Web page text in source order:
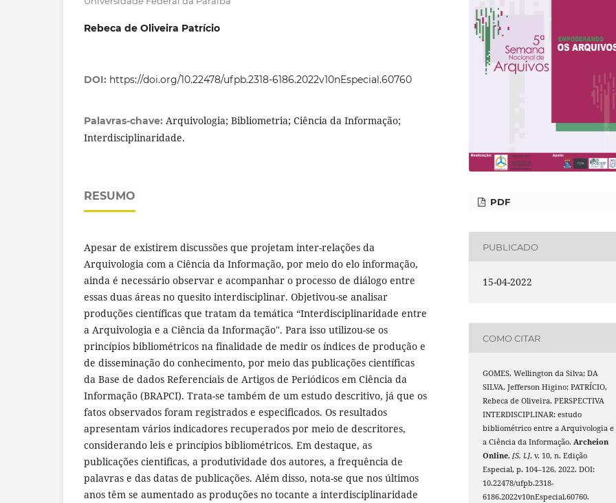
Rebeca de Oliveira Patrício
DOI: https://doi.org/10.22478/ufpb.2318-6186.2022v10nEspecial.60760
Palavras-chave: Arquivologia; Bibliometria; Ciência da Informação;
Interdisciplinaridade.
RESUMO
Apesar de existirem discussões que projetam inter-relações da
Arquivologia com a Ciência da Informação, por meio do elo informação,
ainda é necessário observar e acompanhar o processo de diálogo entre
essas duas áreas no quesito interdisciplinar. Objetivou-se analisar
produções científicas que tratam da temática “Interdisciplinaridade entre
a Arquivologia e a Ciência da Informação''. Para isso utilizou-se os
princípios bibliométricos na finalidade de medir os índices de produção e
de disseminação do conhecimento, por meio das publicações científicas
da Base de dados Referenciais de Artigos de Periódicos em Ciência da
Informação (BRAPCI). Trata-se também de um estudo descritivo, já que os
fatos observados foram registrados e especificados. Os resultados
apresentam vários indicadores recuperados por meio de descritores,
considerando leis e princípios bibliométricos. Em destaque, as
publicações cientificas, a produtividade dos autores, a frequência de
palavras e das datas de publicações. Além disso, nota-se que nos últimos
anos têm se aumentado as produções no tocante a interdisciplinaridade
PDF
PUBLICADO
15-04-2022
COMO CITAR
GOMES, Wellington da Silva; DA
SILVA, Jefferson Higino; PATRÍCIO,
Rebeca de Oliveira. PERSPECTIVA
INTERDISCIPLINAR: estudo
bibliométrico entre a Arquivologia e
a Ciência da Informação.Archeion
Online,[S. l.], v. 10, n. Edição
Especial, p. 104–126, 2022. DOI:
10.22478/ufpb.2318-
6186.2022v10nEspecial.60760.